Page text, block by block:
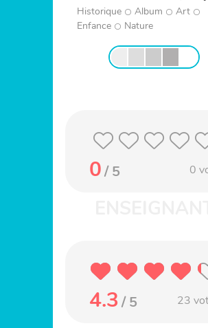
Historique Album
Art
Enfance
Nature
0/ 5 0
4.3 / 5 23